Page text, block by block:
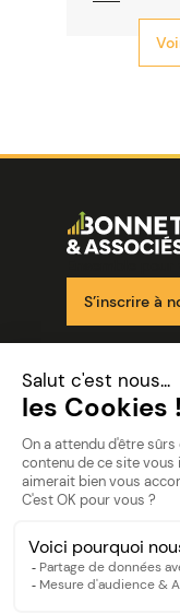
Image
S’inscrire à
Nos solutions
Nos cabinets
Mon espace